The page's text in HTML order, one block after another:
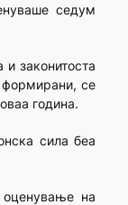
седум
законитоста
формирани, се
година.
сила беа
на